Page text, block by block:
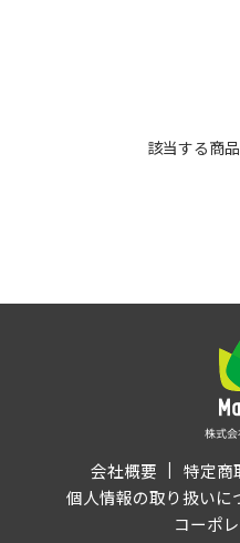
該当する商
会社概要
特定商
個人情報の取り扱いに
コーポ